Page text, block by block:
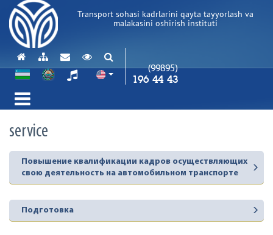
Transport sohasi kadrlarini qayta tayyorlash va
malakasini oshirish instituti
(99895)
196 44 43
service
Повышение квалификации кадров осуществляющих
свою деятельность на автомобильном транспорте
Подготовка